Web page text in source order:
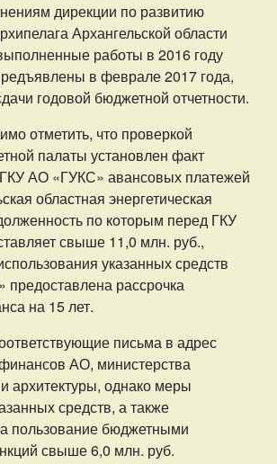
дирекции по развитию
Архангельской области
работы в 2016 году
в феврале 2017 года,
годовой бюджетной отчетности.
отметить, что проверкой
палаты установлен факт
АО «ГУКС» авансовых платежей
областная энергетическая
по которым перед ГКУ
свыше 11,0 млн. руб.,
указанных средств
рассрочка
на 15 лет.
письма в адрес
АО, министерства
архитектуры, однако меры
средств, а также
пользование бюджетными
свыше 6,0 млн. руб.